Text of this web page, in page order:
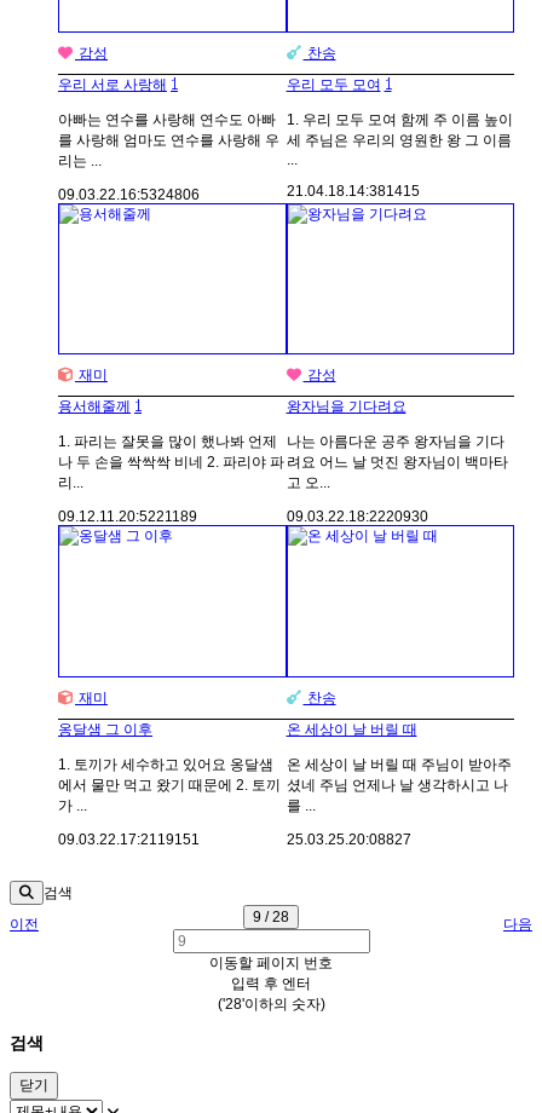
감성
우리 서로 사랑해 1
아빠는 연수를 사랑해 연수도 아빠
를 사랑해 엄마도 연수를 사랑해 우
리는 ...
09.03.22. 16:5324806
찬송
우리 모두 모여 1
1. 우리 모두 모여 함께 주 이름 높이
세 주님은 우리의 영원한 왕 그 이름
21.04.18. 14:381415
재미
용서해줄께 1
1. 파리는 잘못을 많이 했나봐 언제
나 두 손을 싹싹싹 비네 2. 파리야 파
리...
09.12.11.20:5221189
감성
왕자님을 기다려요
나는 아름다운 공주 왕자님을 기다
려요 어느 날 멋진 왕자님이 백마타
고 오...
09.03.22.18:2220930
재미
옹달샘 그 이후
1. 토끼가 세수하고 있어요 옹달샘
에서 물만 먹고 왔기 때문에 2. 토끼
가 ...
09.03.22.17:2119151
찬송
온 세상이 날 버릴 때
온 세상이 날 버릴 때 주님이 받아주
셨네 주님 언제나 날 생각하시고 나
를 ...
25.03.25.20:08827
검색
이전
9 / 28
이동할 페이지 번호
입력 후 엔터
('28'이하의 숫자)
다음
검색
닫기